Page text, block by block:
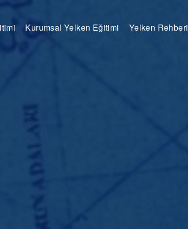
Kurumsal Yelken Eğitimi Yelken Rehberi